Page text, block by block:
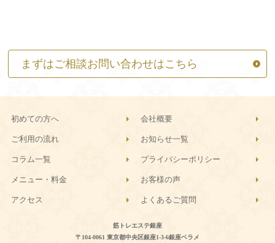
まずはご相談お問い合わせはこちら
筋トレエステ銀座
〒104-0061 東京都中央区銀座1-3-6銀座ベラメ
初めての方へ 会社概要
ご利用の流れ お知らせ一覧
コラム一覧 プライバシーポリシー
メニュー・料金 お客様の声
アクセス よくあるご質問